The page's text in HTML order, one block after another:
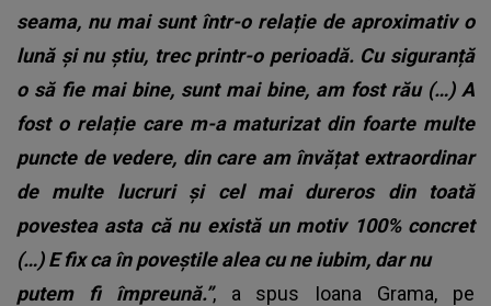
seama, nu mai sunt într-o relație de aproximativ o
lună și nu știu, trec printr-o perioadă. Cu siguranță
o să fie mai bine, sunt mai bine, am fost rău (…) A
fost o relație care m-a maturizat din foarte multe
puncte de vedere, din care am învățat extraordinar
de multe lucruri și cel mai dureros din toată
povestea asta că nu există un motiv 100% concret
(…) E fix ca în poveștile alea cu ne iubim, dar nu
putem fi împreună.”, a spus Ioana Grama, pe